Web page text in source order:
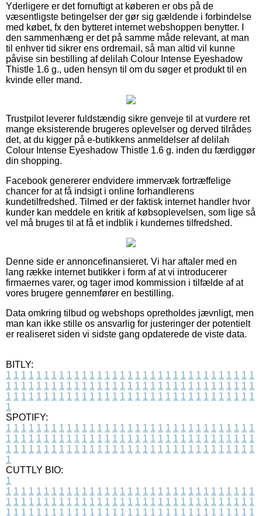
Yderligere er det fornuftigt at køberen er obs på de
væsentligste betingelser der gør sig gældende i forbindelse
med købet, fx den bytteret internet webshoppen benytter. I
den sammenhæng er det på samme måde relevant, at man
til enhver tid sikrer ens ordremail, så man altid vil kunne
påvise sin bestilling af delilah Colour Intense Eyeshadow
Thistle 1.6 g., uden hensyn til om du søger et produkt til en
kvinde eller mand.
Trustpilot leverer fuldstændig sikre genveje til at vurdere ret
mange eksisterende brugeres oplevelser og derved tilrådes
det, at du kigger på e-butikkens anmeldelser af delilah
Colour Intense Eyeshadow Thistle 1.6 g. inden du færdiggør
din shopping.
Facebook genererer endvidere immervæk fortræffelige
chancer for at få indsigt i online forhandlerens
kundetilfredshed. Tilmed er der faktisk internet handler hvor
kunder kan meddele en kritik af købsoplevelsen, som lige så
vel må bruges til at få et indblik i kundernes tilfredshed.
Denne side er annoncefinansieret. Vi har aftaler med en
lang række internet butikker i form af at vi introducerer
firmaernes varer, og tager imod kommission i tilfælde af at
vores brugere gennemfører en bestilling.
Data omkring tilbud og webshops opretholdes jævnligt, men
man kan ikke stille os ansvarlig for justeringer der potentielt
er realiseret siden vi sidste gang opdaterede de viste data.
BITLY:
1 1 1 1 1 1 1 1 1 1 1 1 1 1 1 1 1 1 1 1 1 1 1 1 1 1 1 1 1 1 1 1 1
1 1 1 1 1 1 1 1 1 1 1 1 1 1 1 1 1 1 1 1 1 1 1 1 1 1 1 1 1 1 1 1 1
1 1 1 1 1 1 1 1 1 1 1 1 1 1 1 1 1 1 1 1 1 1 1 1 1 1 1 1 1 1 1 1 1
1
SPOTIFY:
1 1 1 1 1 1 1 1 1 1 1 1 1 1 1 1 1 1 1 1 1 1 1 1 1 1 1 1 1 1 1 1 1
1 1 1 1 1 1 1 1 1 1 1 1 1 1 1 1 1 1 1 1 1 1 1 1 1 1 1 1 1 1 1 1 1
1 1 1 1 1 1 1 1 1 1 1 1 1 1 1 1 1 1 1 1 1 1 1 1 1 1 1 1 1 1 1 1 1
1
CUTTLY BIO:
1
1 1 1 1 1 1 1 1 1 1 1 1 1 1 1 1 1 1 1 1 1 1 1 1 1 1 1 1 1 1 1 1 1
1 1 1 1 1 1 1 1 1 1 1 1 1 1 1 1 1 1 1 1 1 1 1 1 1 1 1 1 1 1 1 1 1
1 1 1 1 1 1 1 1 1 1 1 1 1 1 1 1 1 1 1 1 1 1 1 1 1 1 1 1 1 1 1 1 1